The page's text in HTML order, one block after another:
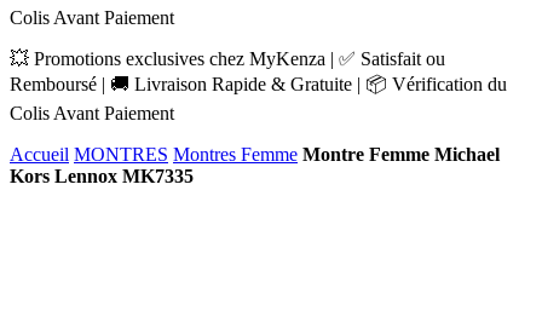
Colis Avant Paiement
💥 Promotions exclusives chez MyKenza | ✅ Satisfait ou
Remboursé | 🚚 Livraison Rapide & Gratuite | 📦 Vérification du
Colis Avant Paiement
Accueil MONTRES Montres Femme Montre Femme Michael
Kors Lennox MK7335